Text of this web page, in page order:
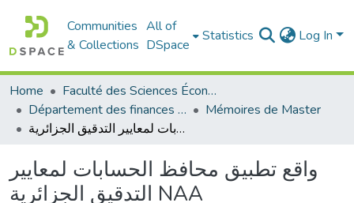
Communities
& Collections
All of
DSpace
Statistics Log In
Home
Faculté des Sciences Économiques Commerciales et des Sciences de Gestion
Département des finances et de comptabilité
Mémoires de Master
واقع تطبيق محافظ الحسابات لمعايير التدقيق الجزائرية NAA
واقع تطبيق محافظ الحسابات لمعايير
التدقيق الجزائرية NAA